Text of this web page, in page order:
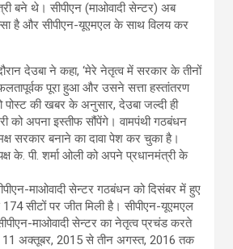
बने थे। सीपीएन (माओवादी सेन्टर) अब
है और सीपीएन-यूएमएल के साथ विलय कर
देउबा ने कहा, ‘मेरे नेतृत्व में सरकार के तीनों
पूरा हुआ और उसने सत्ता हस्तांतरण
पोस्ट की खबर के अनुसार, देउबा जल्दी ही
को अपना इस्तीफ सौंपेंगे। वामपंथी गठबंधन
सरकार बनाने का दावा पेश कर चुका है।
के. पी. शर्मा ओली को अपने प्रधानमंत्री के
माओवादी सेन्टर गठबंधन को दिसंबर में हुए
सीटों पर जीत मिली है। सीपीएन-यूएमएल
माओवादी सेन्टर का नेतृत्व प्रचंड करते
अक्तूबर, 2015 से तीन अगस्त, 2016 तक